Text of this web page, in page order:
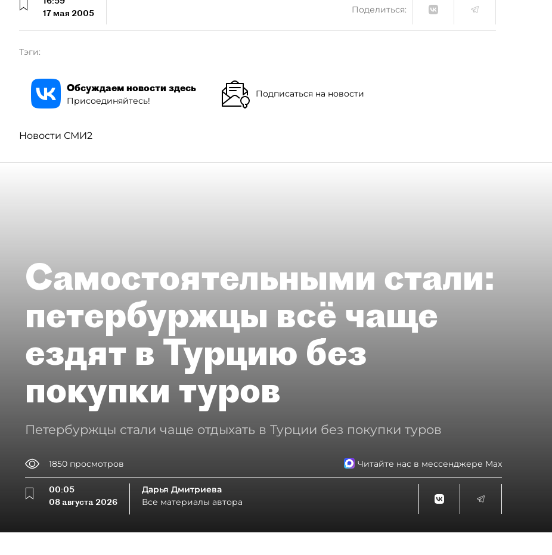
17 мая 2005
Поделиться:
Тэги:
Обсуждаем новости здесь
Присоединяйтесь!
Подписаться на новости
Новости СМИ2
Самостоятельными стали:
петербуржцы всё чаще
ездят в Турцию без
покупки туров
Петербуржцы стали чаще отдыхать в Турции без покупки туров
1850 просмотров Читайте нас в мессенджере Max
00:05
08 августа 2026
Дарья Дмитриева
Все материалы автора